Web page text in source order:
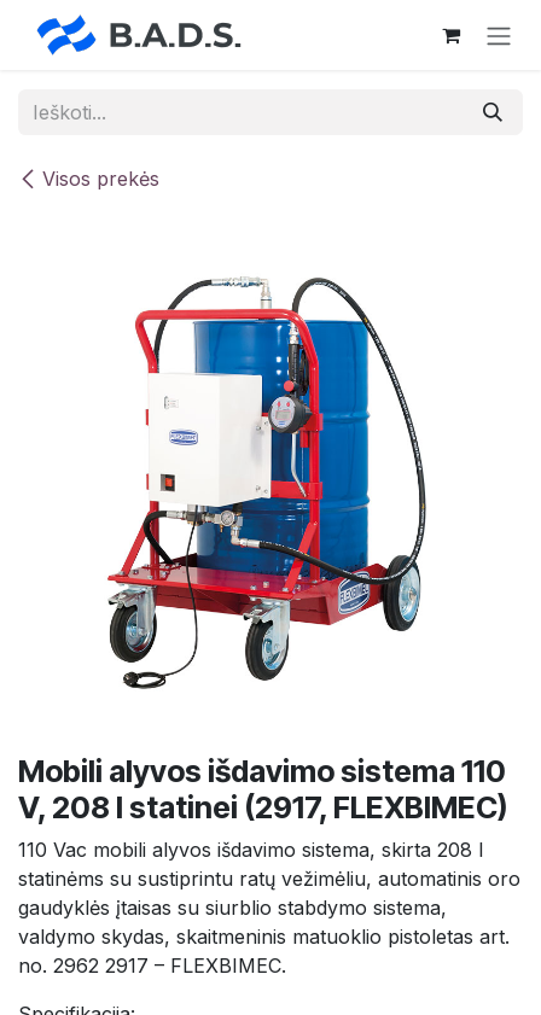
Skip to Content
Visos prekės
Mobili alyvos išdavimo sistema 110
V, 208 l statinei (2917, FLEXBIMEC)
110 Vac mobili alyvos išdavimo sistema, skirta 208 l
statinėms su sustiprintu ratų vežimėliu, automatinis oro
gaudyklės įtaisas su siurblio stabdymo sistema,
valdymo skydas, skaitmeninis matuoklio pistoletas art.
no. 2962 2917 – FLEXBIMEC.